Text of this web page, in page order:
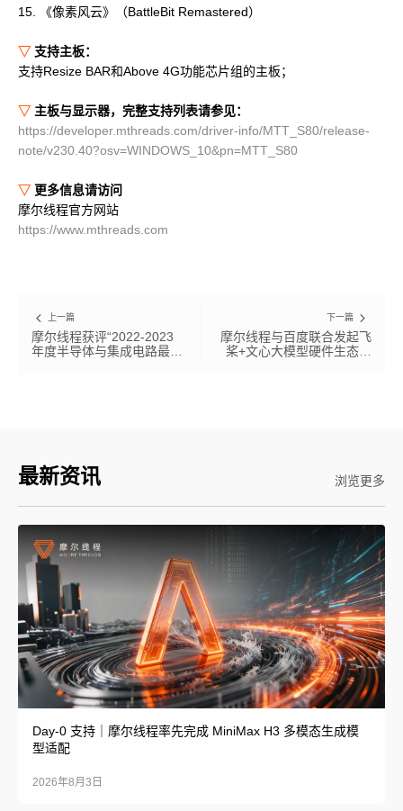
15. 《像素风云》（BattleBit Remastered）
▽ 支持主板：
支持Resize BAR和Above 4G功能芯片组的主板；
▽ 主板与显示器，完整支持列表请参见：
https://developer.mthreads.com/driver-info/MTT_S80/release-
note/v230.40?osv=WINDOWS_10&pn=MTT_S80
▽ 更多信息请访问
摩尔线程官方网站
https://www.mthreads.com
上一篇
摩尔线程获评“2022-2023
年度半导体与集成电路最具
下一篇
摩尔线程与百度联合发起飞
桨+文心大模型硬件生态共
最新资讯 浏览更多
Day-0 支持｜摩尔线程率先完成 MiniMax H3 多模态生成模
型适配
2026年8月3日